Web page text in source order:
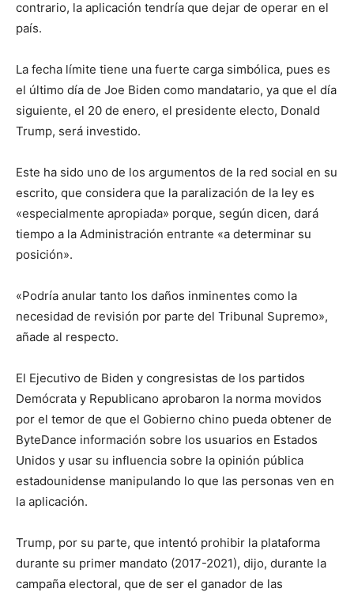
contrario, la aplicación tendría que dejar de operar en el
país.
La fecha límite tiene una fuerte carga simbólica, pues es
el último día de Joe Biden como mandatario, ya que el día
siguiente, el 20 de enero, el presidente electo, Donald
Trump, será investido.
Este ha sido uno de los argumentos de la red social en su
escrito, que considera que la paralización de la ley es
«especialmente apropiada» porque, según dicen, dará
tiempo a la Administración entrante «a determinar su
posición».
«Podría anular tanto los daños inminentes como la
necesidad de revisión por parte del Tribunal Supremo»,
añade al respecto.
El Ejecutivo de Biden y congresistas de los partidos
Demócrata y Republicano aprobaron la norma movidos
por el temor de que el Gobierno chino pueda obtener de
ByteDance información sobre los usuarios en Estados
Unidos y usar su influencia sobre la opinión pública
estadounidense manipulando lo que las personas ven en
la aplicación.
Trump, por su parte, que intentó prohibir la plataforma
durante su primer mandato (2017-2021), dijo, durante la
campaña electoral, que de ser el ganador de las